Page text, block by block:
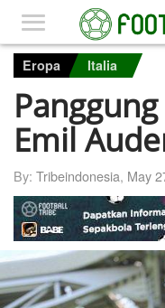
Eropa Italia
Emil
By: Tribeindonesia, May